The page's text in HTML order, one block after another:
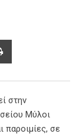
στην
Μύλοι
παροιμίες, σε